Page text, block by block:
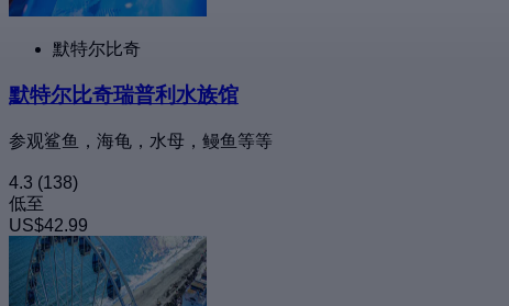
默特尔比奇
默特尔比奇瑞普利水族馆
参观鲨鱼，海龟，水母，鳗鱼等等
4.3 (138)
低至
US$42.99